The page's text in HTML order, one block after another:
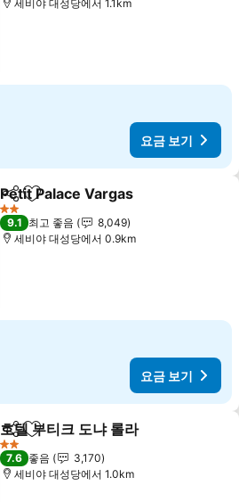
세비야 대성당에서 1.1km
요금 보기
공유 즐겨찾기에 추가
Petit Palace Vargas
2 성급
9.1 최고 좋음
8,049
세비야 대성당에서 0.9km
요금 보기
공유 즐겨찾기에 추가
호텔 부티크 도냐 롤라
2 성급
7.6 좋음
3,170
세비야 대성당에서 1.0km